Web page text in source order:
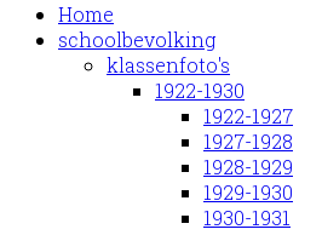
Home
schoolbevolking
klassenfoto's
1922-1930
1922-1927
1927-1928
1928-1929
1929-1930
1930-1931